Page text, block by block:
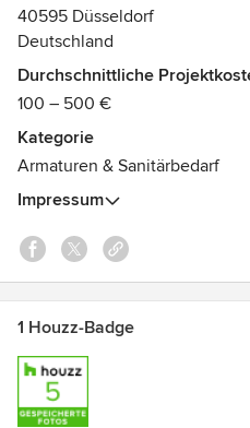
40595 Düsseldorf
Deutschland
Durchschnittliche
100 – 500 €
Kategorie
Armaturen & Sanitärbedarf
Impressum
1 Houzz-Badge